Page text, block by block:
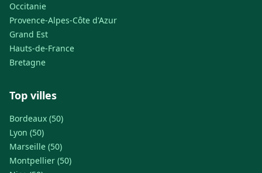
Occitanie
Provence-Alpes-Côte d'Azur
Grand Est
Hauts-de-France
Bretagne
Top villes
Bordeaux (50)
Lyon (50)
Marseille (50)
Montpellier (50)